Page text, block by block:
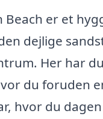
Beach er et
dejlige
Her har
du foruden
hvor du